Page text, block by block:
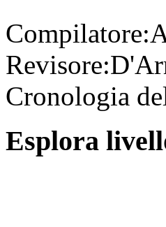
Compilatore:
Revisore:
Cronologia
Esplora